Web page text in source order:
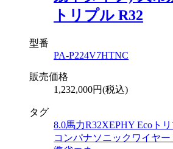
トリプル R32
型番
PA-P224V7HTNC
販売価格
1,232,000円(税込)
タグ
8.0馬力R32XEPHY Eco ト
コンパナソニック ワイヤー